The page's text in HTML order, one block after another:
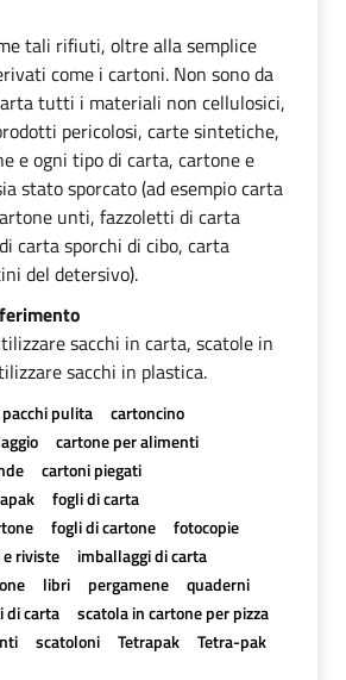
tali rifiuti, oltre alla semplice
come i cartoni. Non sono da
tutti i materiali non cellulosici,
pericolosi, carte sintetiche,
e ogni tipo di carta, cartone e
stato sporcato (ad esempio carta
unti, fazzoletti di carta
carta sporchi di cibo, carta
del detersivo).
sacchi in carta, scatole in
sacchi in plastica.
pulita
cartoncino
cartone per alimenti
cartoni piegati
fogli di carta
fogli di cartone
fotocopie
riviste
imballaggi di carta
libri pergamene
quaderni
di carta
scatola in cartone per pizza
scatoloni Tetrapak Tetra-pak